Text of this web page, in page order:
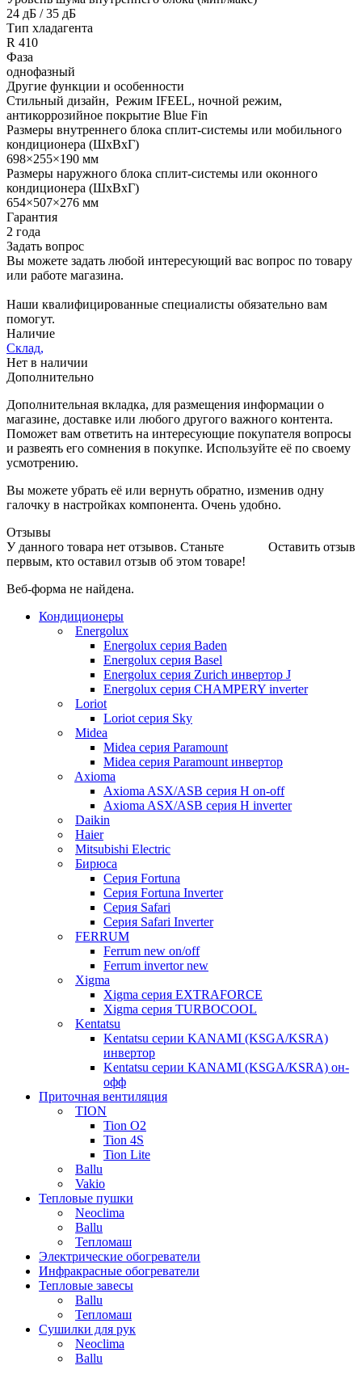
24 дБ / 35 дБ
Тип хладагента
R 410
Фаза
однофазный
Другие функции и особенности
Стильный дизайн, Режим IFEEL, ночной режим,
антикоррозийное покрытие Blue Fin
Размеры внутреннего блока сплит-системы или мобильного
кондиционера (ШxВxГ)
698×255×190 мм
Размеры наружного блока сплит-системы или оконного
кондиционера (ШxВxГ)
654×507×276 мм
Гарантия
2 года
Задать вопрос
Вы можете задать любой интересующий вас вопрос по товару
или работе магазина.
Наши квалифицированные специалисты обязательно вам
помогут.
Наличие
Склад,
Нет в наличии
Дополнительно
Дополнительная вкладка, для размещения информации о
магазине, доставке или любого другого важного контента.
Поможет вам ответить на интересующие покупателя вопросы
и развеять его сомнения в покупке. Используйте её по своему
усмотрению.
Вы можете убрать её или вернуть обратно, изменив одну
галочку в настройках компонента. Очень удобно.
Отзывы
Оставить отзыв
У данного товара нет отзывов. Станьте
первым, кто оставил отзыв об этом товаре!
Веб-форма не найдена.
Кондиционеры
Energolux
Energolux серия Baden
Energolux серия Basel
Energolux серия Zurich инвертор J
Energolux серия CHAMPERY inverter
Loriot
Loriot серия Sky
Midea
Midea серия Paramount
Midea серия Paramount инвертор
Axioma
Axioma ASX/ASB серия Н on-off
Axioma ASX/ASB серия Н inverter
Daikin
Haier
Mitsubishi Electric
Бирюса
Серия Fortuna
Серия Fortuna Inverter
Серия Safari
Серия Safari Inverter
FERRUM
Ferrum new on/off
Ferrum invertor new
Xigma
Xigma серия EXTRAFORCE
Xigma серия TURBOCOOL
Kentatsu
Kentatsu серии KANAMI (KSGA/KSRA)
инвертор
Kentatsu серии KANAMI (KSGA/KSRA) он-
офф
Приточная вентиляция
TION
Tion O2
Tion 4S
Tion Lite
Ballu
Vakio
Тепловые пушки
Neoclima
Ballu
Тепломаш
Электрические обогреватели
Инфракрасные обогреватели
Тепловые завесы
Ballu
Тепломаш
Сушилки для рук
Neoclima
Ballu